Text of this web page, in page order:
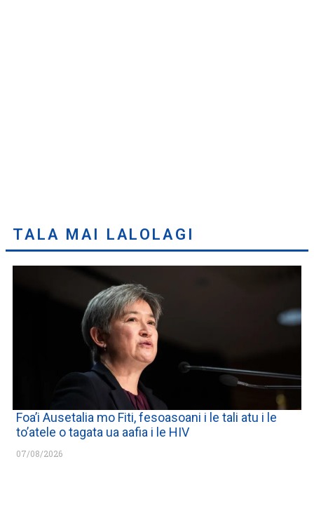
TALA MAI LALOLAGI
Foa’i Ausetalia mo Fiti, fesoasoani i le tali atu i le
to’atele o tagata ua aafia i le HIV
07/08/2026